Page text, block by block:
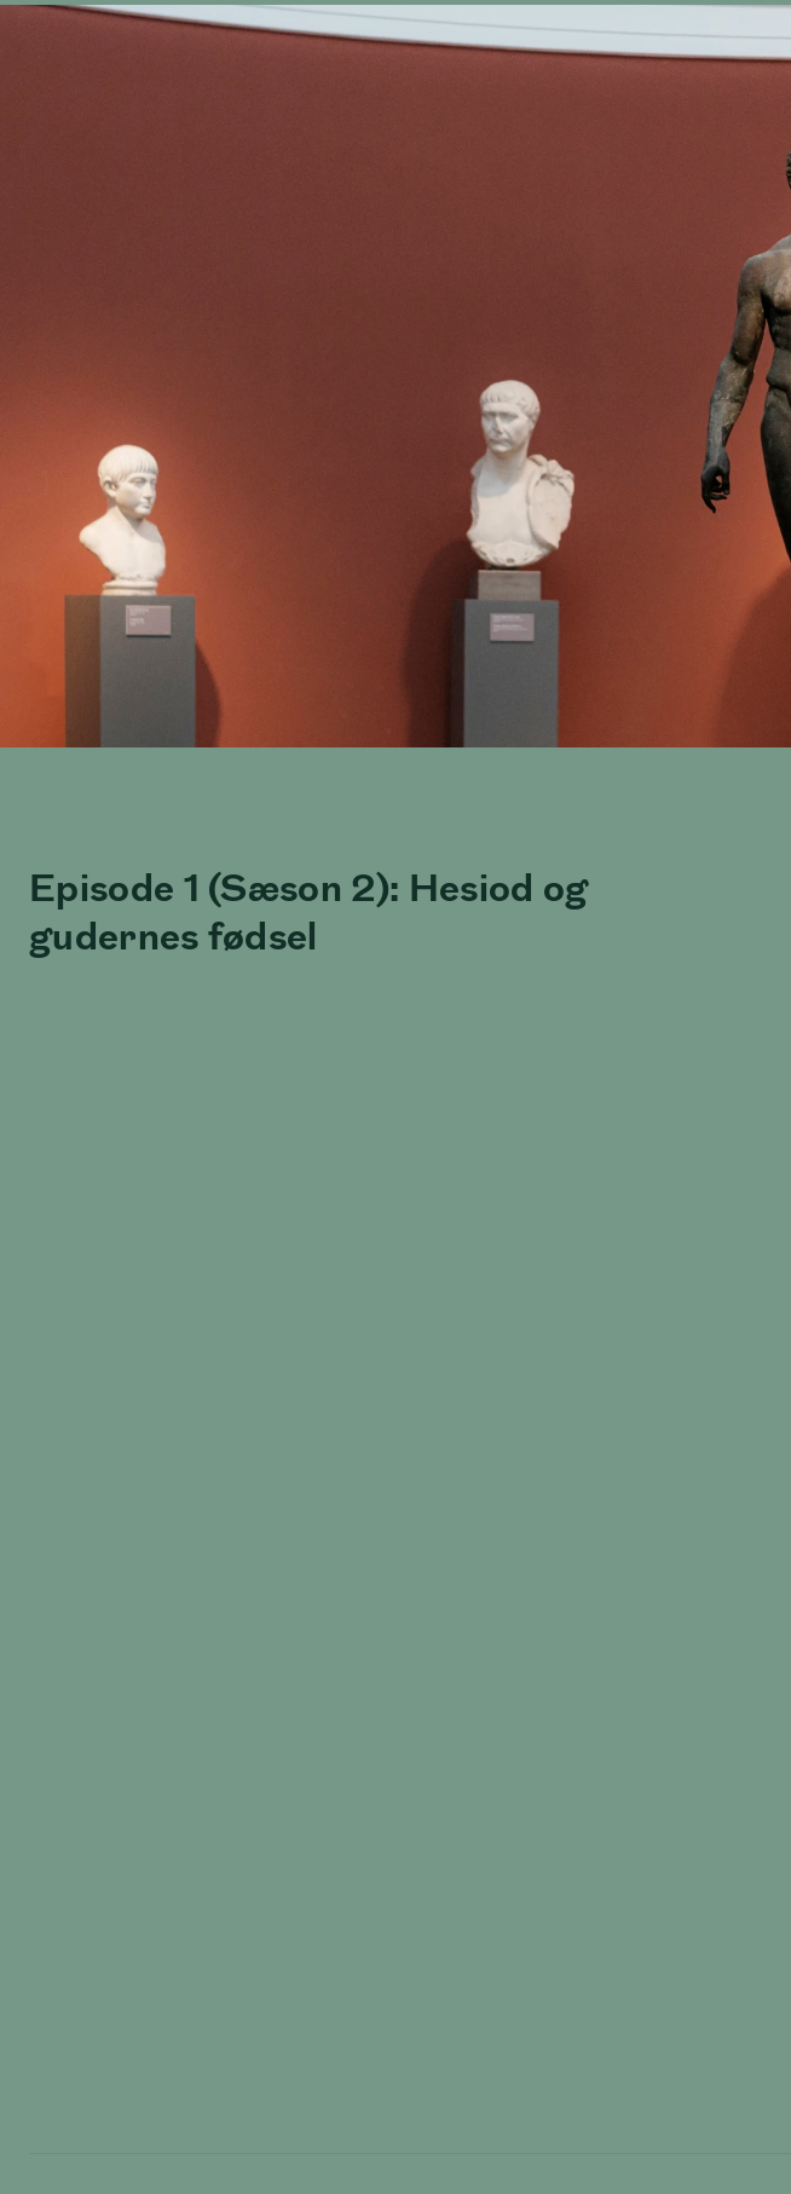
Episode 1 (Sæson 2): Hesiod og
gudernes fødsel